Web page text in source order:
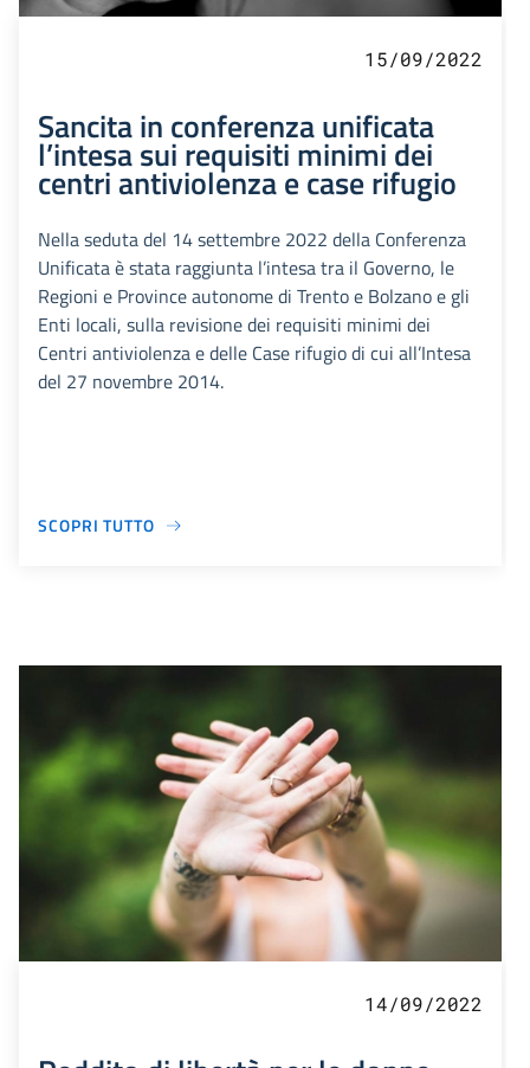
15/09/2022
Sancita in conferenza unificata
l’intesa sui requisiti minimi dei
centri antiviolenza e case rifugio
Nella seduta del 14 settembre 2022 della Conferenza
Unificata è stata raggiunta l’intesa tra il Governo, le
Regioni e Province autonome di Trento e Bolzano e gli
Enti locali, sulla revisione dei requisiti minimi dei
Centri antiviolenza e delle Case rifugio di cui all’Intesa
del 27 novembre 2014.
SCOPRI TUTTO
14/09/2022